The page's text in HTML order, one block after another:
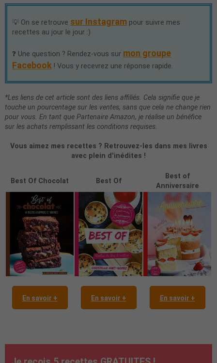
💡 On se retrouve sur Instagram pour suivre mes
recettes au jour le jour :)
❓ Une question ? Rendez-vous sur mon groupe
Facebook ! Vous y recevrez une réponse rapide.
*Les liens de cet article sont des liens affiliés. Cela signifie que je
touche un pourcentage sur les ventes, sans que cela ne change rien
pour vous. En tant que Partenaire Amazon, je réalise un bénéfice
sur les achats remplissant les conditions requises.
Vous aimez mes recettes ? Retrouvez-les dans mes livres
avec plein d'inédites !
Best Of Chocolat Best Of
Best of
Anniversaire
En savoir + En savoir + En savoir +